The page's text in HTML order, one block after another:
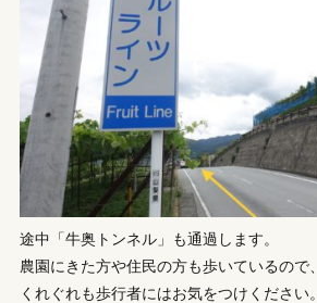
途中「牛奥トンネル」も通過します。
農園にきた方や住民の方も歩いているので、
くれぐれも歩行者にはお気をつけください。